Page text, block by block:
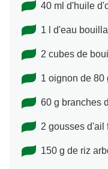
40 ml d'huile
1 l d'eau
2 cubes de
1 oignon de 80
60 g branches
2 gousses d'ail
150 g de riz